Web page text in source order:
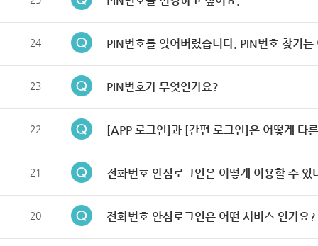
24 PIN번호를 잊어버렸습니다. PIN번호 찾기는
23 PIN번호가 무엇인가요?
22 [APP 로그인]과 [간편 로그인]은 어떻게 다
21 전화번호 안심로그인은 어떻게 이용할 수 있
20 전화번호 안심로그인은 어떤 서비스 인가요?